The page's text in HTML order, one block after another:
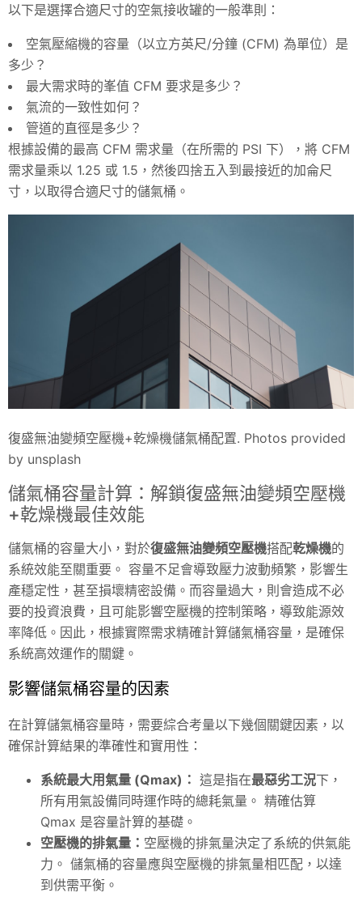
以下是選擇合適尺寸的空氣接收罐的一般準則：
空氣壓縮機的容量（以立方英尺/分鐘 (CFM) 為單位）是
多少？
最大需求時的峯值 CFM 要求是多少？
氣流的一致性如何？
管道的直徑是多少？
根據設備的最高 CFM 需求量（在所需的 PSI 下），將 CFM
需求量乘以 1.25 或 1.5，然後四捨五入到最接近的加侖尺
寸，以取得合適尺寸的儲氣桶。
復盛無油變頻空壓機+乾燥機儲氣桶配置. Photos provided
by unsplash
儲氣桶容量計算：解鎖復盛無油變頻空壓機
+乾燥機最佳效能
儲氣桶的容量大小，對於復盛無油變頻空壓機搭配乾燥機的
系統效能至關重要。 容量不足會導致壓力波動頻繁，影響生
產穩定性，甚至損壞精密設備。而容量過大，則會造成不必
要的投資浪費，且可能影響空壓機的控制策略，導致能源效
率降低。因此，根據實際需求精確計算儲氣桶容量，是確保
系統高效運作的關鍵。
影響儲氣桶容量的因素
在計算儲氣桶容量時，需要綜合考量以下幾個關鍵因素，以
確保計算結果的準確性和實用性：
系統最大用氣量 (Qmax)： 這是指在最惡劣工況下，
所有用氣設備同時運作時的總耗氣量。 精確估算
Qmax 是容量計算的基礎。
空壓機的排氣量： 空壓機的排氣量決定了系統的供氣能
力。 儲氣桶的容量應與空壓機的排氣量相匹配，以達
到供需平衡。